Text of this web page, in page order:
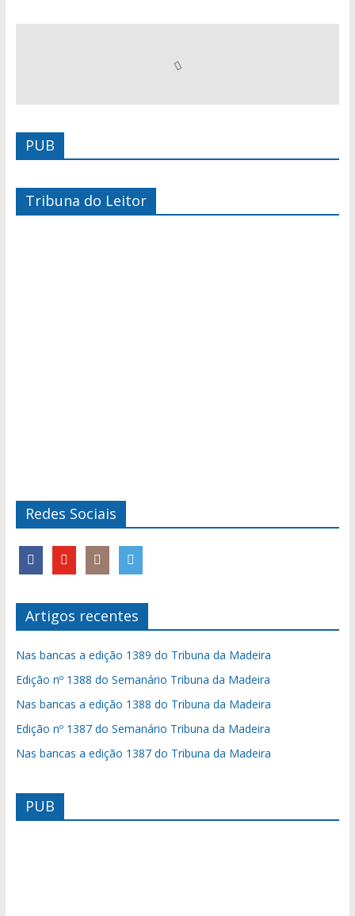
PUB
Tribuna do Leitor
Redes Sociais
Artigos recentes
Nas bancas a edição 1389 do Tribuna da Madeira
Edição nº 1388 do Semanário Tribuna da Madeira
Nas bancas a edição 1388 do Tribuna da Madeira
Edição nº 1387 do Semanário Tribuna da Madeira
Nas bancas a edição 1387 do Tribuna da Madeira
PUB